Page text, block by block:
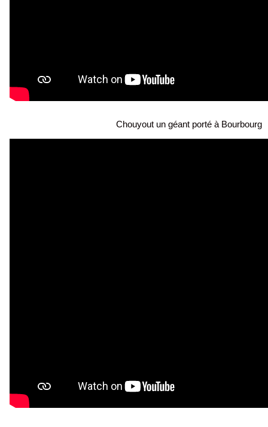
Chouyout un géant porté à Bourbourg